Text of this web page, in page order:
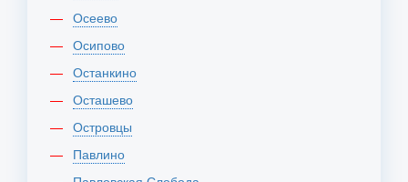
Осеево
Осипово
Останкино
Осташево
Островцы
Павлино